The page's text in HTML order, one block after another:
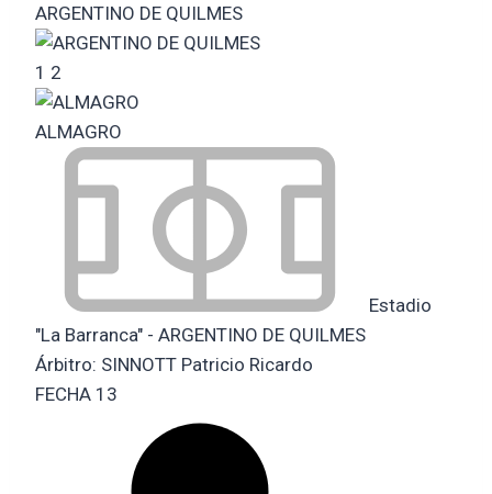
ARGENTINO DE QUILMES
1 2
ALMAGRO
Estadio
"La Barranca" - ARGENTINO DE QUILMES
Árbitro: SINNOTT Patricio Ricardo
FECHA 13